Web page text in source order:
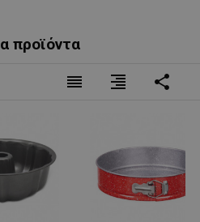
προϊόντα
reorder format_align_right share